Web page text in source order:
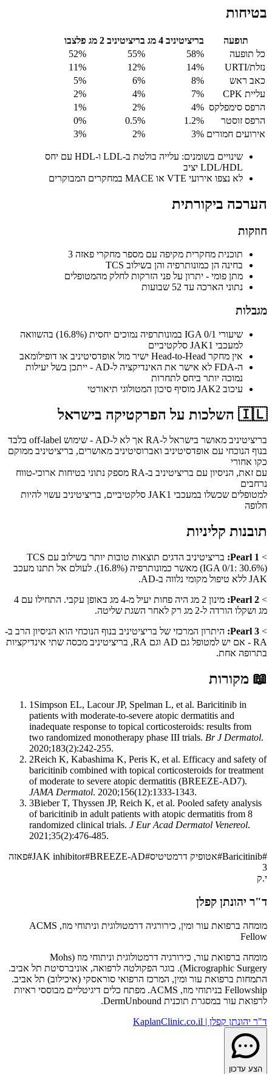
בטיחות
תופעה בריציטיניב 4 מג בריציטיניב 2 מג
פלצבו
כל תופעה
58%
55%
52%
נזלת/URTI
14%
12%
11%
כאב ראש
8%
6%
5%
עליית CPK
7%
4%
2%
הרפס סימפלקס 4%
2%
1%
הרפס זוסטר
1.2%
0.5%
0%
אירועים חמורים 3%
2%
3%
שינויים בשומנים: עלייה בולטת ב-LDL ו-HDL עם יחס
LDL/HDL יציב
לא נצפו אירועי VTE או MACE במחקרים המבוקרים
הערכה ביקורתית
חוזקות
תוכנית מחקרית מקיפה עם מספר מחקרי פאזה 3
בחינה הן כמונותרפיה והן בשילוב TCS
מתן פומי - יתרון על פני הזרקות לחלק מהמטופלים
נתוני הארכה עד 52 שבועות
מגבלות
שיעורי IGA 0/1 במונותרפיה נמוכים יחסית (16.8%) בהשוואה
למעכבי JAK1 סלקטיביים
אין מחקר Head-to-Head ישיר מול אופדסיטיניב או דופילומאב
ה-FDA לא אישר את האינדיקציה ל-AD - ייתכן בשל יעילות
נמוכה יותר ביחס לתחרות
עיכוב JAK2 מוסיף סיכון המטולוגי תיאורטי
🇮🇱 השלכות על הפרקטיקה בישראל
בריציטיניב מאושר בישראל ל-RA אך לא ל-AD - שימוש off-label בלבד
בנוף הנוכחי עם אופדסיטיניב ואברוסיטיניב מאושרים, בריציטיניב ממוקם
כקו אחורי
עם זאת, הניסיון עם בריציטיניב ב-RA מספק נתוני בטיחות ארוכי-טווח
נרחבים
למטופלים שכשלו במעכבי JAK1 סלקטיביים, בריציטיניב עשוי להיות
חלופה
תובנות קליניות
>
Pearl 1:
בריציטיניב הדגים תוצאות טובות יותר בשילוב עם TCS
(IGA 0/1: 30.6%) מאשר כמונותרפיה (16.8%). לעולם אל תתנו מעכב
JAK ללא טיפול מקומי נלווה ב-AD.
>
Pearl 2:
מינון 2 מג היה פחות יעיל מ-4 מג באופן עקבי. התחילו עם 4
מג ושקלו הורדה ל-2 מג רק לאחר השגת שליטה.
>
Pearl 3: היתרון המרכזי של בריציטיניב בנוף הנוכחי הוא הניסיון הרב ב-
RA - אם יש למטופל גם AD וגם RA, בריציטיניב מכסה שתי אינדיקציות
בתרופה אחת.
📖 מקורות
1 Simpson EL, Lacour JP, Spelman L, et al. Baricitinib in
patients with moderate-to-severe atopic dermatitis and
inadequate response to topical corticosteroids: results from
two randomized monotherapy phase III trials. Br J Dermatol.
2020;183(2):242-255.
2Reich K, Kabashima K, Peris K, et al. Efficacy and safety of
baricitinib combined with topical corticosteroids for treatment
of moderate to severe atopic dermatitis (BREEZE-AD7).
JAMA Dermatol. 2020;156(12):1333-1343.
3Bieber T, Thyssen JP, Reich K, et al. Pooled safety analysis
of baricitinib in adult patients with atopic dermatitis from 8
randomized clinical trials. J Eur Acad Dermatol Venereol.
2021;35(2):476-485.
#
Baricitinib
#אטופיק דרמטיטיס#
JAK inhibitor#BREEZE-AD
#פאזה
3
י.ק
ד"ר יהונתן קפלן
מומחה ברפואת עור ומין, כירורגיה דרמטולוגית וניתוחי מוז, ACMS
Fellow
מומחה ברפואת עור, כירורגיה דרמטולוגית וניתוחי מוז (Mohs
Micrographic Surgery). בוגר הפקולטה לרפואה, אוניברסיטת תל אביב.
התמחות ברפואת עור ומין, המרכז הרפואי סוראסקי (איכילוב) תל אביב.
Fellowship בניתוחי מוז, ACMS. מפתח כלים דיגיטליים מבוססי ראיות
לרפואת עור במסגרת תוכנית DermUnbound.
ד"ר יהונתן קפלן | KaplanClinic.co.il
הצע עדכון